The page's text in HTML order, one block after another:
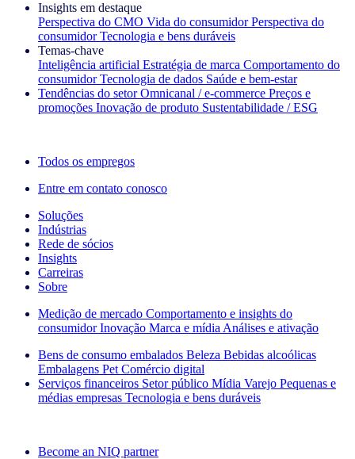
Insights em destaque
Perspectiva do CMO Vida do consumidor Perspectiva do
consumidor Tecnologia e bens duráveis
Temas‑chave
Inteligência artificial Estratégia de marca Comportamento do
consumidor Tecnologia de dados Saúde e bem‑estar
Tendências do setor Omnicanal / e‑commerce Preços e
promoções Inovação de produto Sustentabilidade / ESG
Todos os empregos
Entre em contato conosco
Soluções
Indústrias
Rede de sócios
Insights
Carreiras
Sobre
Medição de mercado Comportamento e insights do
consumidor Inovação Marca e mídia Análises e ativação
Bens de consumo embalados Beleza Bebidas alcoólicas
Embalagens Pet Comércio digital
Serviços financeiros Setor público Mídia Varejo Pequenas e
médias empresas Tecnologia e bens duráveis
Become an NIQ partner